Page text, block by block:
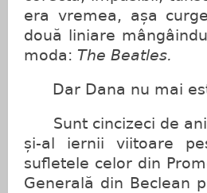
era vremea, așa
două liniare
moda: The Beatles.
Dar Dana nu mai
Sunt cincizeci de ani
și-al iernii viitoare
sufletele celor din
Generală din Beclean